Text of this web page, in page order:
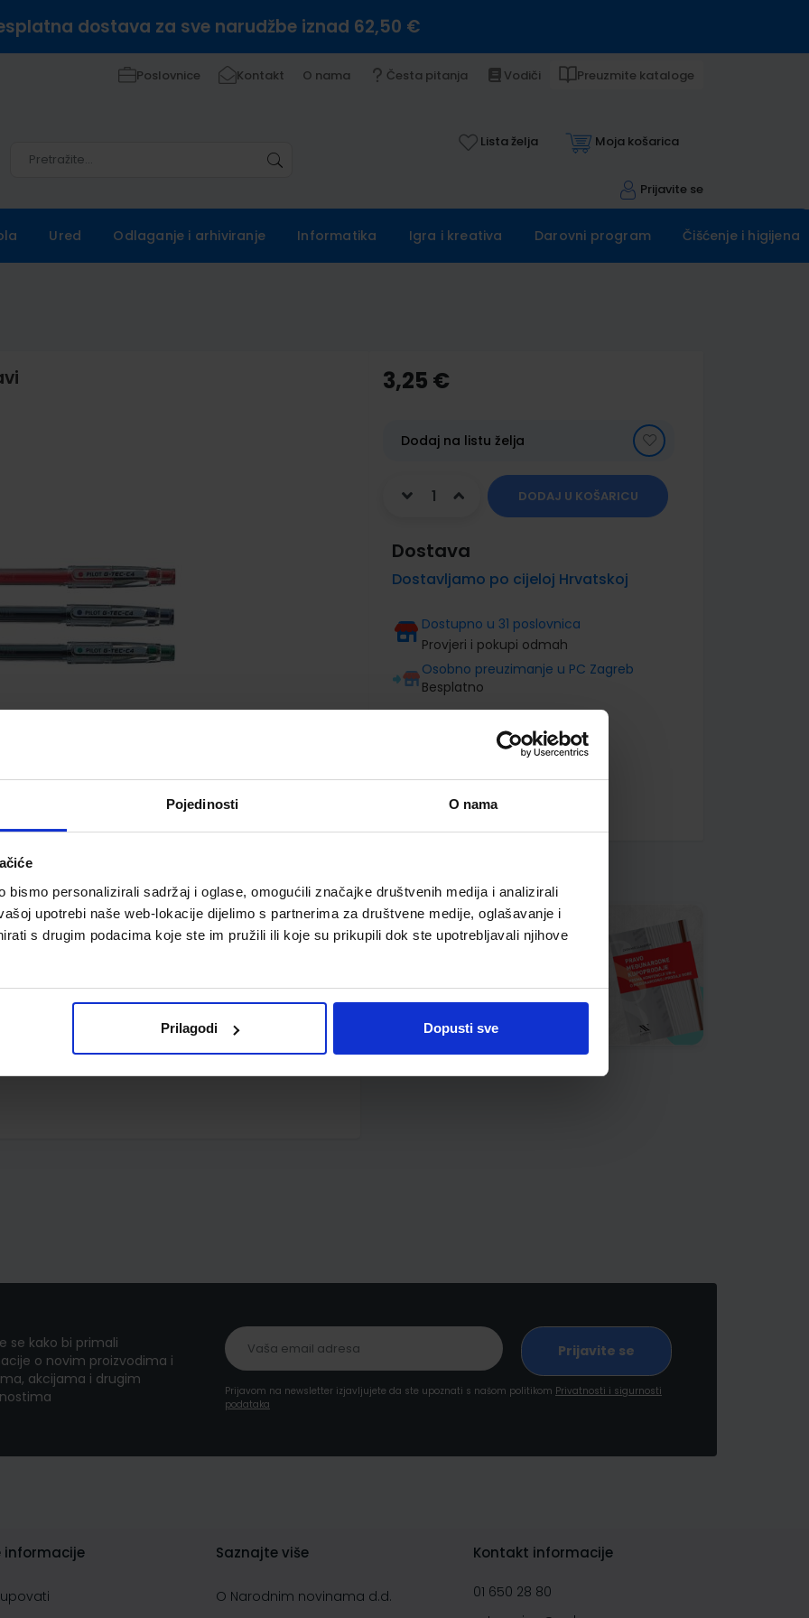
Pojedinosti O nama
bismo personalizirali sadržaj i oglase, omogućili značajke društvenih medija i analizirali
upotrebi naše web-lokacije dijelimo s partnerima za društvene medije, oglašavanje i
s drugim podacima koje ste im pružili ili koje su prikupili dok ste upotrebljavali njihove
Prilagodi Dopusti sve
dostava za sve narudžbe iznad 62,50 €
Poslovnice Kontakt O nama Česta pitanja Vodiči Preuzmite kataloge
Lista želja Moja košarica
Prijavite se
Ured Odlaganje i arhiviranje Informatika Igra i kreativa Darovni program Čišćenje i higijena
3,25 €
Dodaj na listu želja
DODAJ U KOŠARICU
Dostava
Dostavljamo po cijeloj Hrvatskoj
Dostupno u 31 poslovnica
Provjeri i pokupi odmah
Osobno preuzimanje u PC Zagreb
Besplatno
tijelo; metalni vrh; tinta na bazi gela; vidljiva
uložak BLS-GC4
se kako bi primali
o novim proizvodima i
akcijama i drugim
Prijavom na newsletter izjavljujete da ste upoznati s našom politikom Privatnosti i sigurnosti
podataka
informacije Saznajte više
O Narodnim novinama d.d.
Kontakt informacije
01 650 28 80